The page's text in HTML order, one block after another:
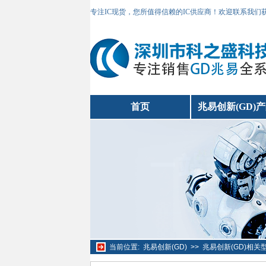
专注IC现货，您所值得信赖的IC供应商！欢迎联系我们
首页 兆易创新(GD)
当前位置: 兆易创新(GD)>> 兆易创新(GD)相关